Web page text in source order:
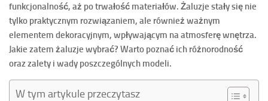
funkcjonalność, aż po trwałość materiałów. Żaluzje stały się nie
tylko praktycznym rozwiązaniem, ale również ważnym
elementem dekoracyjnym, wpływającym na atmosferę wnętrza.
Jakie zatem żaluzje wybrać? Warto poznać ich różnorodność
oraz zalety i wady poszczególnych modeli.
W tym artykule przeczytasz